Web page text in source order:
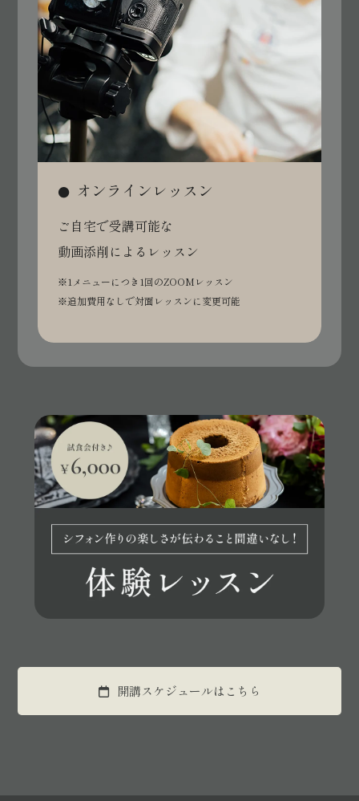
オンライン レッスン
ご自宅で受講可能な
動画添削によるレッスン
※1メニューにつき 1回のZOOMレッスン
※追加費用なしで対面レッスンに変更可能
開講スケジュールはこちら